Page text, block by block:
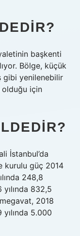
başkenti
Bölge, küçük
gibi yenilenebilir
olduğu için
İstanbul’da
kurulu güç 2014
248,8
832,5
2018
5.000